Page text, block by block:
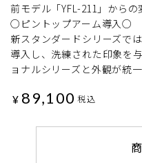
前モデル「YFL-211」からの
○ピントップアーム導入○
新スタンダードシリーズで
導入し、洗練された印象を
ョナルシリーズと外観が統
¥ 89,100 税込